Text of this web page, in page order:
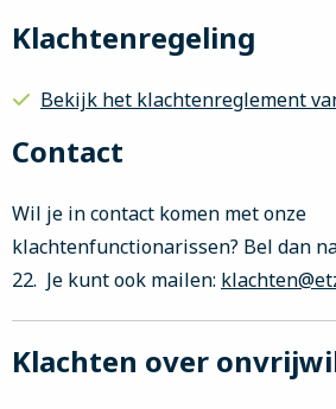
Klachtenregeling
Bekijk het klachtenreglement
Contact
Wil je in contact komen met onze
klachtenfunctionarissen? Bel dan
22. Je kunt ook mailen:
Klachten over